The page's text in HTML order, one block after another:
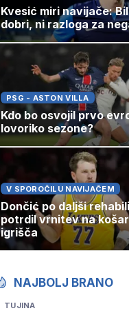
Kvesić miri navijače:
dobri, ni razloga za
PSG - ASTON VILLA
Kdo bo osvojil prvo
lovoriko sezone?
V SPOROČILU NAVIJAČEM
Dončić po daljši
potrdil vrnitev na
igrišča
NAJBOLJ BRANO
TUJINA